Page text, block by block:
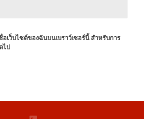
เว็บไซต์ของฉันบนเบราว์เซอร์นี้ สำหรับการ
ไป